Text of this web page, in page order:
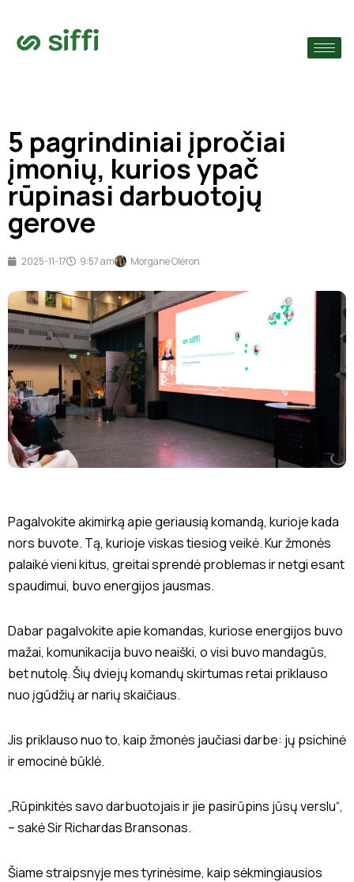
›
5 pagrindiniai įpročiai
įmonių, kurios ypač
rūpinasi darbuotojų
gerove
2025-11-17 9:57 am Morgane Oléron
Pagalvokite akimirką apie geriausią komandą, kurioje kada
nors buvote. Tą, kurioje viskas tiesiog veikė. Kur žmonės
palaikė vieni kitus, greitai sprendė problemas ir netgi esant
spaudimui, buvo energijos jausmas.
Dabar pagalvokite apie komandas, kuriose energijos buvo
mažai, komunikacija buvo neaiški, o visi buvo mandagūs,
bet nutolę. Šių dviejų komandų skirtumas retai priklauso
nuo įgūdžių ar narių skaičiaus.
Jis priklauso nuo to, kaip žmonės jaučiasi darbe: jų psichinė
ir emocinė būklė.
„Rūpinkitės savo darbuotojais ir jie pasirūpins jūsų verslu“,
– sakėSir Richardas Bransonas.
Šiame straipsnyje mes tyrinėsime, kaip sėkmingiausios